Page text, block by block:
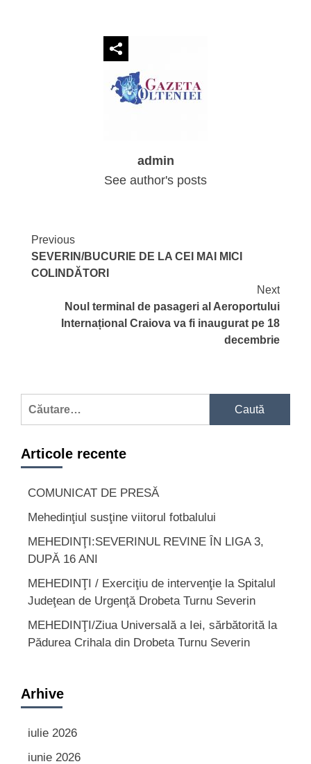
admin
See author's posts
Continue
Reading
Previous
SEVERIN/BUCURIE DE LA CEI MAI MICI
COLINDĂTORI
Next
Noul terminal de pasageri al Aeroportului
Internațional Craiova va fi inaugurat pe 18
decembrie
Articole recente
COMUNICAT DE PRESĂ
Mehedinţiul susţine viitorul fotbalului
MEHEDINŢI:SEVERINUL REVINE ÎN LIGA 3,
DUPĂ 16 ANI
MEHEDINŢI / Exerciţiu de intervenţie la Spitalul
Judeţean de Urgenţă Drobeta Turnu Severin
MEHEDINŢI/Ziua Universală a Iei, sărbătorită la
Pădurea Crihala din Drobeta Turnu Severin
Arhive
iulie 2026
iunie 2026